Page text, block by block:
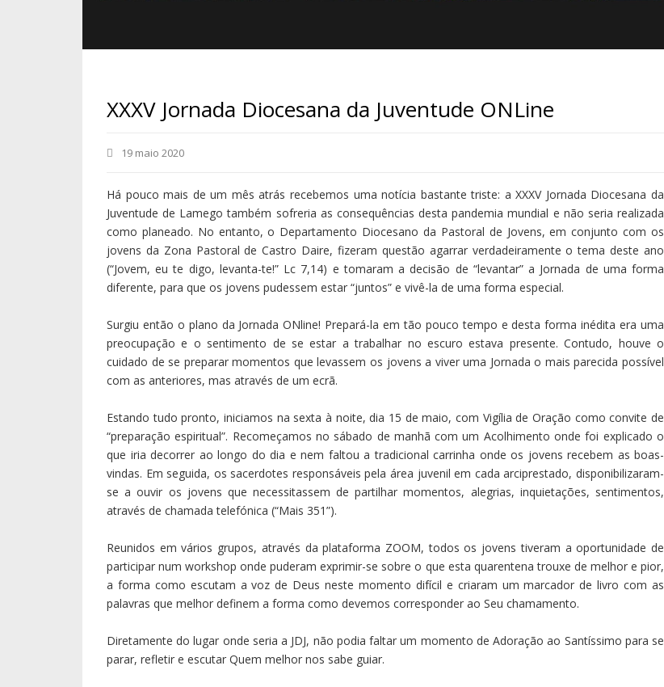
XXXV Jornada Diocesana da Juventude ONLine
19 maio 2020
Há pouco mais de um mês atrás recebemos uma notícia bastante triste: a XXXV Jornada Diocesana da
Juventude de Lamego também sofreria as consequências desta pandemia mundial e não seria realizada
como planeado. No entanto, o Departamento Diocesano da Pastoral de Jovens, em conjunto com os
jovens da Zona Pastoral de Castro Daire, fizeram questão agarrar verdadeiramente o tema deste ano
(“Jovem, eu te digo, levanta-te!” Lc 7,14) e tomaram a decisão de “levantar” a Jornada de uma forma
diferente, para que os jovens pudessem estar “juntos” e vivê-la de uma forma especial.
Surgiu então o plano da Jornada ONline! Prepará-la em tão pouco tempo e desta forma inédita era uma
preocupação e o sentimento de se estar a trabalhar no escuro estava presente. Contudo, houve o
cuidado de se preparar momentos que levassem os jovens a viver uma Jornada o mais parecida possível
com as anteriores, mas através de um ecrã.
Estando tudo pronto, iniciamos na sexta à noite, dia 15 de maio, com Vigília de Oração como convite de
“preparação espiritual”. Recomeçamos no sábado de manhã com um Acolhimento onde foi explicado o
que iria decorrer ao longo do dia e nem faltou a tradicional carrinha onde os jovens recebem as boas-
vindas. Em seguida, os sacerdotes responsáveis pela área juvenil em cada arciprestado, disponibilizaram-
se a ouvir os jovens que necessitassem de partilhar momentos, alegrias, inquietações, sentimentos,
através de chamada telefónica (“Mais 351”).
Reunidos em vários grupos, através da plataforma ZOOM, todos os jovens tiveram a oportunidade de
participar num workshop onde puderam exprimir-se sobre o que esta quarentena trouxe de melhor e pior,
a forma como escutam a voz de Deus neste momento difícil e criaram um marcador de livro com as
palavras que melhor definem a forma como devemos corresponder ao Seu chamamento.
Diretamente do lugar onde seria a JDJ, não podia faltar um momento de Adoração ao Santíssimo para se
parar, refletir e escutar Quem melhor nos sabe guiar.